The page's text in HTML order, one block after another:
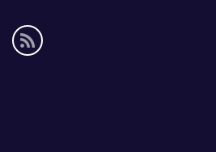
Social
media